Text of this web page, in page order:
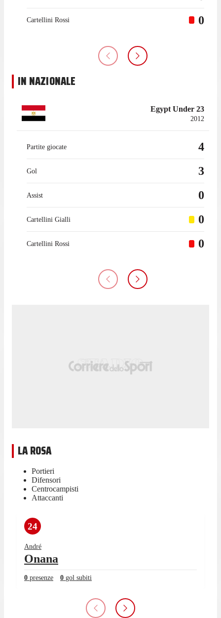
attuale, il Liverpool, avendo realizzato un gol contro il Watford
presenze in Premier League finora, Salah non è ancora stato
Cartellini Rossi 0
IN NAZIONALE
Egypt Under 23
2012
Partite giocate 4
Gol 3
Assist 0
Cartellini Gialli 0
Cartellini Rossi 0
LA ROSA
Portieri
Difensori
Centrocampisti
Attaccanti
24
André
Onana
0 presenze 0 gol subiti